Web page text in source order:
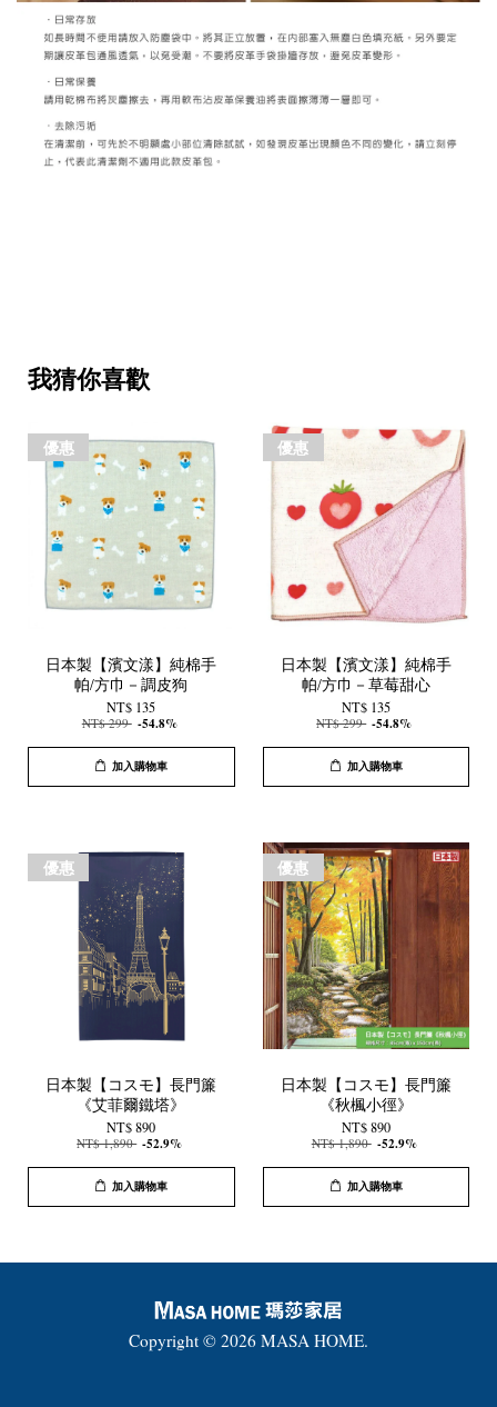
我猜你喜歡
優惠
日本製【濱文漾】純棉手
帕/方巾－調皮狗
NT$ 135
NT$ 299 -54.8%
加入購物車
優惠
日本製【濱文漾】純棉手
帕/方巾－草莓甜心
NT$ 135
NT$ 299 -54.8%
加入購物車
優惠
日本製【コスモ】長門簾
《艾菲爾鐵塔》
NT$ 890
NT$ 1,890 -52.9%
加入購物車
優惠
日本製【コスモ】長門簾
《秋楓小徑》
NT$ 890
NT$ 1,890 -52.9%
加入購物車
Copyright © 2026 MASA HOME.